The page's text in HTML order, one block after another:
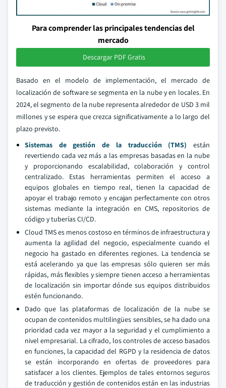
Para comprender las principales tendencias del
mercado
Descargar PDF Gratis
Basado en el modelo de implementación, el mercado de
localización de software se segmenta en la nube y en locales. En
2024, el segmento de la nube representa alrededor de USD 3 mil
millones y se espera que crezca significativamente a lo largo del
plazo previsto.
Sistemas de gestión de la traducción (TMS) están
revertiendo cada vez más a las empresas basadas en la nube
y proporcionando escalabilidad, colaboración y control
centralizado. Estas herramientas permiten el acceso a
equipos globales en tiempo real, tienen la capacidad de
apoyar el trabajo remoto y encajan perfectamente con otros
sistemas mediante la integración en CMS, repositorios de
código y tuberías CI/CD.
Cloud TMS es menos costoso en términos de infraestructura y
aumenta la agilidad del negocio, especialmente cuando el
negocio ha gastado en diferentes regiones. La tendencia se
está acelerando ya que las empresas sólo quieren ser más
rápidas, más flexibles y siempre tienen acceso a herramientas
de localización sin importar dónde sus equipos distribuidos
estén funcionando.
Dado que las plataformas de localización de la nube se
ocupan de contenidos multilingües sensibles, se ha dado una
prioridad cada vez mayor a la seguridad y el cumplimiento a
nivel empresarial. La cifrado, los controles de acceso basados
en funciones, la capacidad del RGPD y la residencia de datos
se están incorporando en ofertas de proveedores para
satisfacer a los clientes. Ejemplos de tales entornos seguros
de traducción y gestión de contenidos están en las industrias